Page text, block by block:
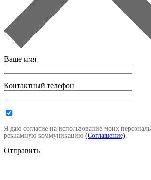
Ваше имя
Контактный телефон
Я даю согласие на использование моих
рекламную коммуникацию (Соглашение).
Отправить